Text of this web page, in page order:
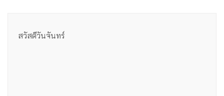
สวัสดีวันจันทร์